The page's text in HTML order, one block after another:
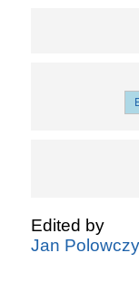
Edited by
Jan